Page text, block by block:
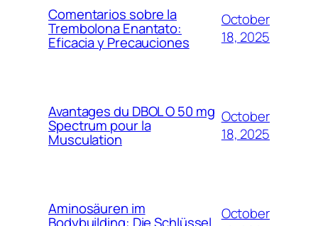
Comentarios sobre la
Trembolona Enantato:
Eficacia y Precauciones
October
18, 2025
Avantages du DBOL O 50 mg
Spectrum pour la
Musculation
October
18, 2025
Aminosäuren im
Bodybuilding: Die Schlüssel October